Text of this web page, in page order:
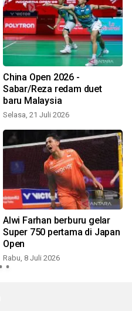
China Open 2026 -
Sabar/Reza redam duet
baru Malaysia
Selasa, 21 Juli 2026
Alwi Farhan berburu gelar
Super 750 pertama di Japan
Open
Rabu, 8 Juli 2026